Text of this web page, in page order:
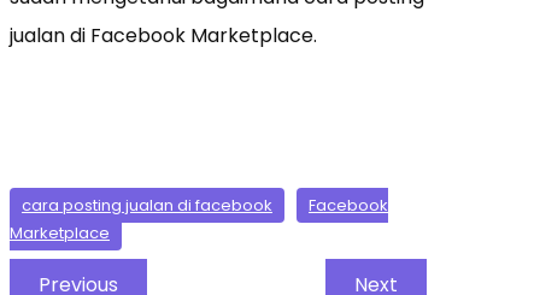
jualan di Facebook Marketplace.
cara posting jualan di facebook
Facebook
Marketplace
Previous Next